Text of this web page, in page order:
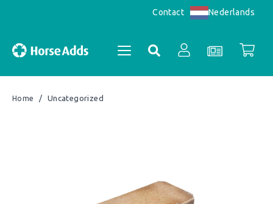
Contact Nederlands
Home / Uncategorized